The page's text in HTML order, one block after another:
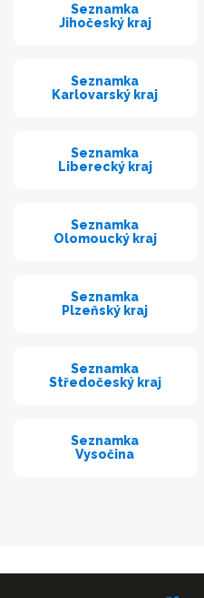
Seznamka
Jihočeský kraj
Seznamka
Karlovarský kraj
Seznamka
Liberecký kraj
Seznamka
Olomoucký kraj
Seznamka
Plzeňský kraj
Seznamka
Středočeský kraj
Seznamka
Vysočina